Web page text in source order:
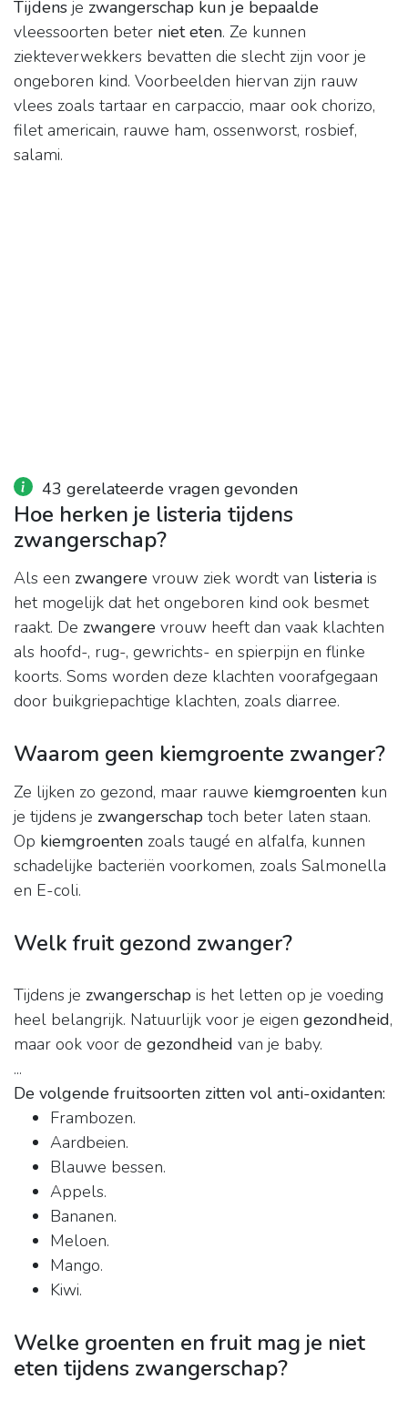
Tijdens je zwangerschap kun je bepaalde
vleessoorten beter niet eten. Ze kunnen
ziekteverwekkers bevatten die slecht zijn voor je
ongeboren kind. Voorbeelden hiervan zijn rauw
vlees zoals tartaar en carpaccio, maar ook chorizo,
filet americain, rauwe ham, ossenworst, rosbief,
salami.
43 gerelateerde vragen gevonden
Hoe herken je listeria tijdens
zwangerschap?
Als een zwangere vrouw ziek wordt van listeria is
het mogelijk dat het ongeboren kind ook besmet
raakt. De zwangere vrouw heeft dan vaak klachten
als hoofd-, rug-, gewrichts- en spierpijn en flinke
koorts. Soms worden deze klachten voorafgegaan
door buikgriepachtige klachten, zoals diarree.
Waarom geen kiemgroente zwanger?
Ze lijken zo gezond, maar rauwe kiemgroenten kun
je tijdens je zwangerschap toch beter laten staan.
Op kiemgroenten zoals taugé en alfalfa, kunnen
schadelijke bacteriën voorkomen, zoals Salmonella
en E-coli.
Welk fruit gezond zwanger?
Tijdens je zwangerschap is het letten op je voeding
heel belangrijk. Natuurlijk voor je eigen gezondheid,
maar ook voor de gezondheid van je baby.
...
De volgende fruitsoorten zitten vol anti-oxidanten:
Frambozen.
Aardbeien.
Blauwe bessen.
Appels.
Bananen.
Meloen.
Mango.
Kiwi.
Welke groenten en fruit mag je niet
eten tijdens zwangerschap?